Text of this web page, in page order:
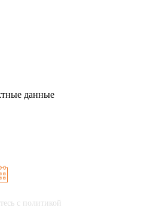
данные
с политикой